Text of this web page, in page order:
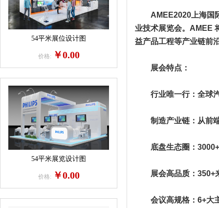
54平米展位设计图
价格: ￥0.00
54平米展览设计图
价格: ￥0.00
AMEE2020上海国际
业技术展览会。AMEE
益产品工程等产业链前
展会特点：
行业唯一行：全球汽
制造产业链：从前端
底盘生态圈：3000+
展会高品质：350+来
会议高规格：6+大主